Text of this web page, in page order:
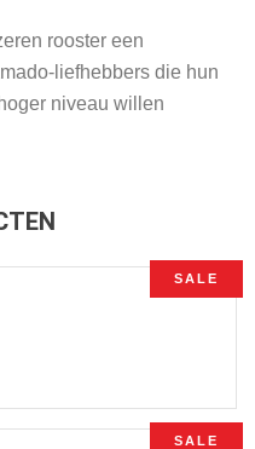
rooster een
liefhebbers die hun
niveau willen
SALE
SALE